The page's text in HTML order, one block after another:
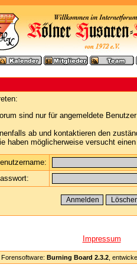
sind nur für angemeldete
ab und kontaktieren den
haben möglicherweise versucht
Impressum
Forensoftware: Burning Board 2.3.2,